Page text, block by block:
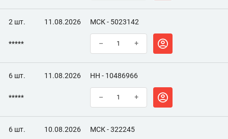
2 шт. 11.08.2026 МСК - 5023142
***** – +
6 шт. 11.08.2026 НН - 10486966
***** – +
6 шт. 10.08.2026 МСК - 322245